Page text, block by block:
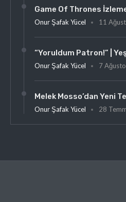
Game Of Thrones
Onur Şafak Yücel 11
“Yoruldum Patron!” |
Onur Şafak Yücel 7
Melek Mosso’dan Yeni
Onur Şafak Yücel 28